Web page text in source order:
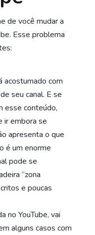
de você mudar a
Esse problema
acostumado com
seu canal. E se
esse conteúdo,
ir embora se
apresenta o que
é um enorme
pode se
“zona
e poucas
no YouTube, vai
alguns casos com